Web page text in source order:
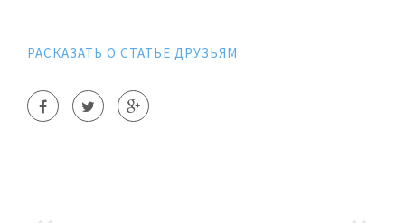
РАСКАЗАТЬ О СТАТЬЕ ДРУЗЬЯМ